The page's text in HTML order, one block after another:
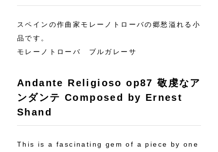
スペインの作曲家モレーノトローバの郷愁溢れる小
品です。
モレーノトローバ ブルガレーサ
Andante Religioso op87 敬虔なア
ンダンテ Composed by Ernest
Shand
This is a fascinating gem of a piece by one